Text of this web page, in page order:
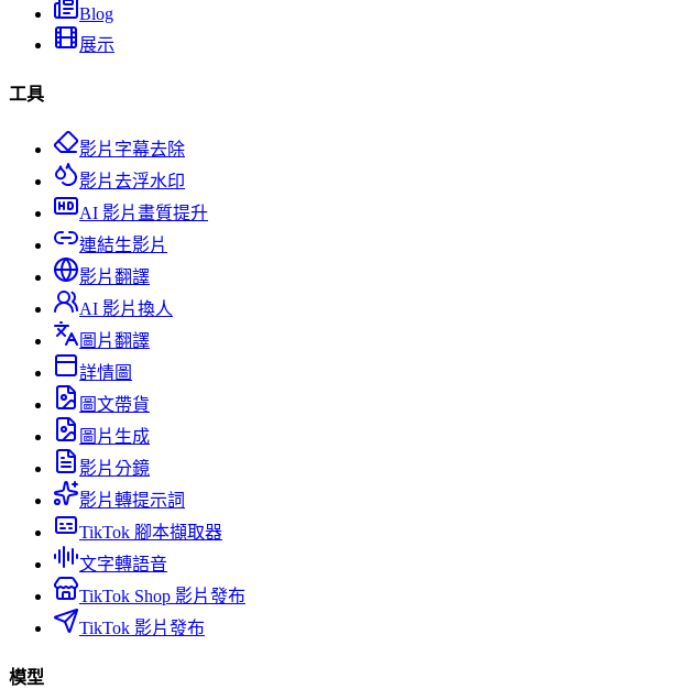
Blog
展示
工具
影片字幕去除
影片去浮水印
AI 影片畫質提升
連結生影片
影片翻譯
AI 影片換人
圖片翻譯
詳情圖
圖文帶貨
圖片生成
影片分鏡
影片轉提示詞
TikTok 腳本擷取器
文字轉語音
TikTok Shop 影片發布
TikTok 影片發布
模型